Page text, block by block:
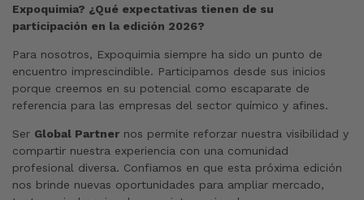
Expoquimia? ¿Qué expectativas tienen de su
participación en la edición 2026?
Para nosotros, Expoquimia siempre ha sido un punto de
encuentro imprescindible. Participamos desde sus inicios
porque creemos en su potencial como escaparate de
referencia para las empresas del sector químico y afines.
Ser Global Partner nos permite reforzar nuestra visibilidad y
compartir nuestra experiencia con una comunidad
profesional diversa. Confiamos en que esta próxima edición
nos brinde nuevas oportunidades para ampliar mercado,